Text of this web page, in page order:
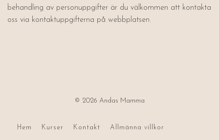
behandling av personuppgifter är du välkommen att kontakta
oss via kontaktuppgifterna på webbplatsen.
© 2026 Andas Mamma
Hem Kurser Kontakt Allmänna villkor